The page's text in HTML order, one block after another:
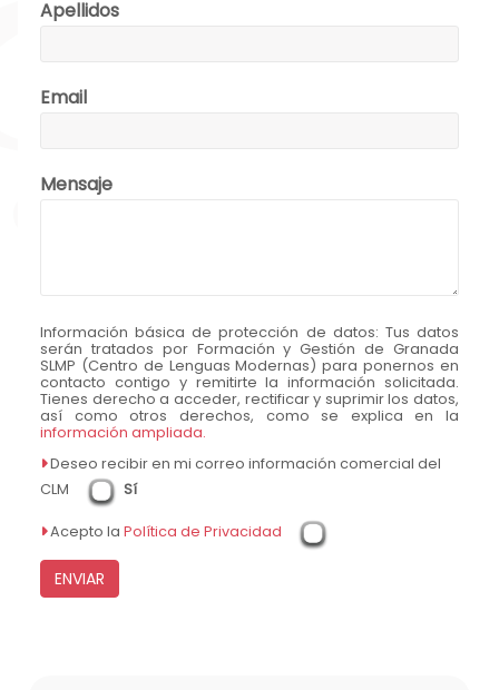
Apellidos
Email
Mensaje
Información básica de protección de datos: Tus datos
serán tratados por Formación y Gestión de Granada
SLMP (Centro de Lenguas Modernas) para ponernos en
contacto contigo y remitirte la información solicitada.
Tienes derecho a acceder, rectificar y suprimir los datos,
así como otros derechos, como se explica en la
información ampliada.
Deseo recibir en mi correo información comercial del
CLM
Sí
Acepto laPolítica de Privacidad